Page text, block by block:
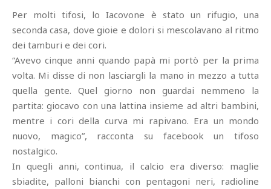
Per molti tifosi, lo Iacovone è stato un rifugio, una
seconda casa, dove gioie e dolori si mescolavano al ritmo
dei tamburi e dei cori.
“Avevo cinque anni quando papà mi portò per la prima
volta. Mi disse di non lasciargli la mano in mezzo a tutta
quella gente. Quel giorno non guardai nemmeno la
partita: giocavo con una lattina insieme ad altri bambini,
mentre i cori della curva mi rapivano. Era un mondo
nuovo, magico”, racconta su facebook un tifoso
nostalgico.
In quegli anni, continua, il calcio era diverso: maglie
sbiadite, palloni bianchi con pentagoni neri, radioline